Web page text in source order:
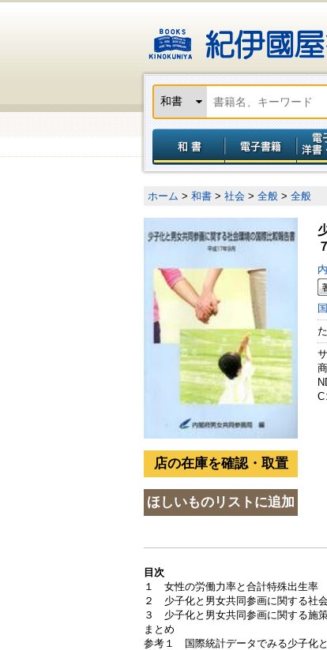
ホーム > 和書 > 社会 > 全般 > 全般
C
目次
１ 女性の労働力率と合計特殊出生率
２ 少子化と男女共同参画に関する社
３ 少子化と男女共同参画に関する施
まとめ
参考１ 国際統計データでみる少子化